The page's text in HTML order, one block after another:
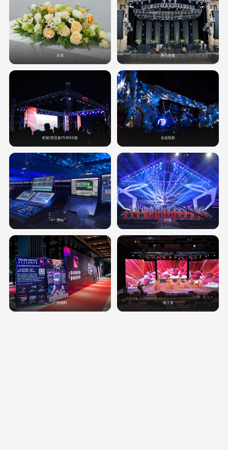
台花 舞台搭建
桁架/雷亚架/TURSS架 全息投影
音响 灯光
广告物料 电子屏